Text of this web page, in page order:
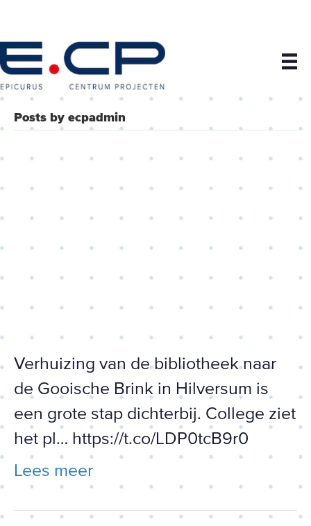
Posts by ecpadmin
Verhuizing van de bibliotheek naar
de Gooische Brink in Hilversum is
een grote stap dichterbij. College ziet
het pl… https://t.co/LDP0tcB9r0
Lees meer